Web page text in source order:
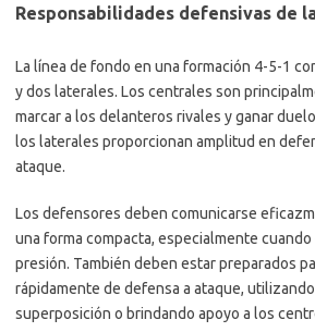
Responsabilidades defensivas de
La línea de fondo en una formación 4-5-1
y dos laterales. Los centrales son
marcar a los delanteros rivales y ganar
los laterales proporcionan amplitud en
ataque.
Los defensores deben comunicarse
una forma compacta, especialmente
presión. También deben estar preparados
rápidamente de defensa a ataque,
superposición o brindando apoyo a los